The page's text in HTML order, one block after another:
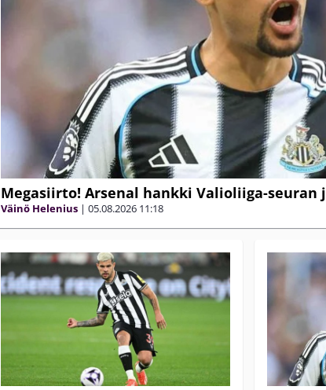
Megasiirto! Arsenal hankki Valioliiga-seuran
Väinö Helenius | 05.08.2026 11:18